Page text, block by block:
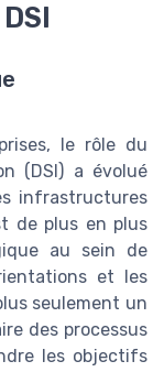
le rôle du
(DSI) a évolué
infrastructures
de plus en plus
au sein de
et les
seulement un
des processus
les objectifs